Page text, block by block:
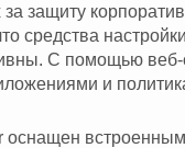
защиту
средства
С помощью
и
оснащен